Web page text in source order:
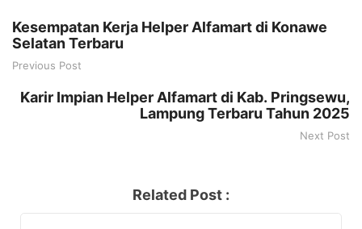
Kesempatan Kerja Helper Alfamart di Konawe
Selatan Terbaru
Previous Post
Karir Impian Helper Alfamart di Kab. Pringsewu,
Lampung Terbaru Tahun 2025
Next Post
Related Post :